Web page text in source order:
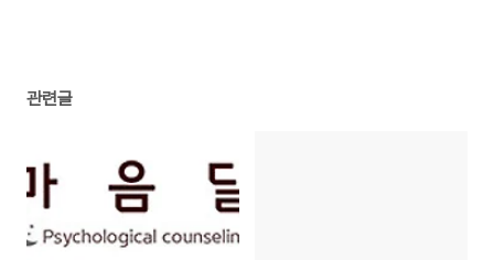
관련글